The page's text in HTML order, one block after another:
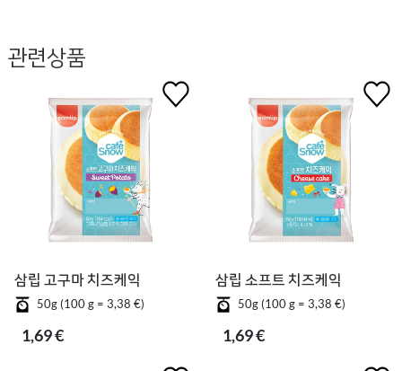
관련상품
삼립 고구마 치즈케익
50g (100 g = 3,38 €)
1,69 €
삼립 소프트 치즈케익
50g (100 g = 3,38 €)
1,69 €